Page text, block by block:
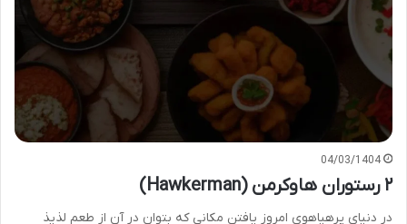
04/03/1404
۲ رستوران هاوکرمن (Hawkerman)
در دنیای پرهیاهوی امروز یافتن مکانی که بتوان در آن از طعم لذیذ